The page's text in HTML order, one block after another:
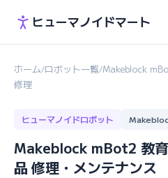
ヒューマノイドマート
ホーム/ロボット一覧/Makeblock
修理
ヒューマノイドロボット
Makeblock mBot2 教
品 修理・メンテナンス